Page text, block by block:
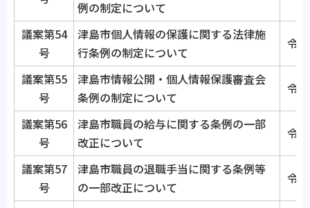
例の制定について
議案第54
号
津島市個人情報の保護に関する法律施
行条例の制定について
令
議案第55
号
津島市情報公開・個人情報保護審査会
条例の制定について
令
議案第56
号
津島市職員の給与に関する条例の一部
改正について
令
議案第57
号
津島市職員の退職手当に関する条例等
の一部改正について
令